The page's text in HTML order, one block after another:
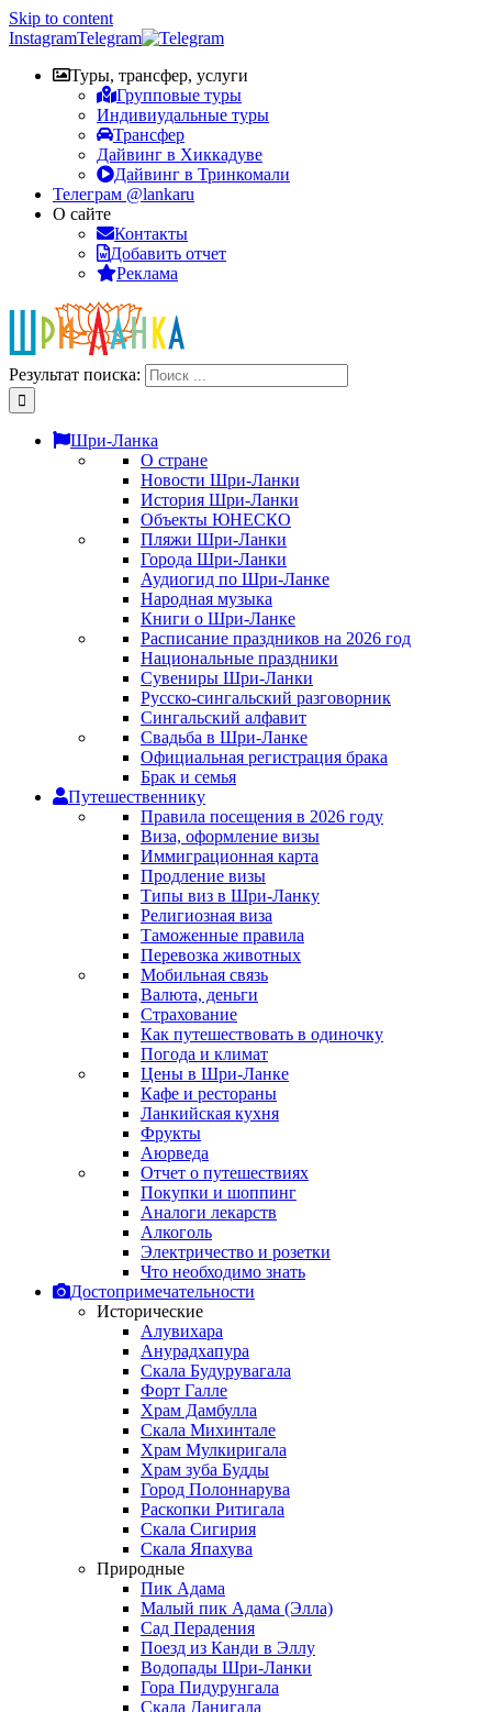
Skip to content
InstagramTelegram
Туры, трансфер, услуги
Групповые туры
Индивиудальные туры
Трансфер
Дайвинг в Хиккадуве
Дайвинг в Тринкомали
Телеграм @lankaru
О сайте
Контакты
Добавить отчет
Реклама
Результат поиска:
Шри-Ланка
О стране
Новости Шри-Ланки
История Шри-Ланки
Объекты ЮНЕСКО
Пляжи Шри-Ланки
Города Шри-Ланки
Аудиогид по Шри-Ланке
Народная музыка
Книги о Шри-Ланке
Расписание праздников на 2026 год
Национальные праздники
Сувениры Шри-Ланки
Русско-сингальский разговорник
Сингальский алфавит
Свадьба в Шри-Ланке
Официальная регистрация брака
Брак и семья
Путешественнику
Правила посещения в 2026 году
Виза, оформление визы
Иммиграционная карта
Продление визы
Типы виз в Шри-Ланку
Религиозная виза
Таможенные правила
Перевозка животных
Мобильная связь
Валюта, деньги
Страхование
Как путешествовать в одиночку
Погода и климат
Цены в Шри-Ланке
Кафе и рестораны
Ланкийская кухня
Фрукты
Аюрведа
Отчет о путешествиях
Покупки и шоппинг
Аналоги лекарств
Алкоголь
Электричество и розетки
Что необходимо знать
Достопримечательности
Исторические
Алувихара
Анурадхапура
Скала Будурувагала
Форт Галле
Храм Дамбулла
Скала Михинтале
Храм Мулкиригала
Храм зуба Будды
Город Полоннарува
Раскопки Ритигала
Скала Сигирия
Скала Япахува
Природные
Пик Адама
Малый пик Адама (Элла)
Сад Перадения
Поезд из Канди в Эллу
Водопады Шри-Ланки
Гора Пидурунгала
Скала Данигала